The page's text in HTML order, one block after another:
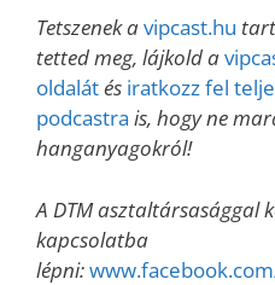
Tetszenek avipcast.hu
tetted meg, lájkold a
oldalátés iratkozz fel
podcastra is, hogy ne
hanganyagokról!
A DTM asztaltársasággal
kapcsolatba
lépni: